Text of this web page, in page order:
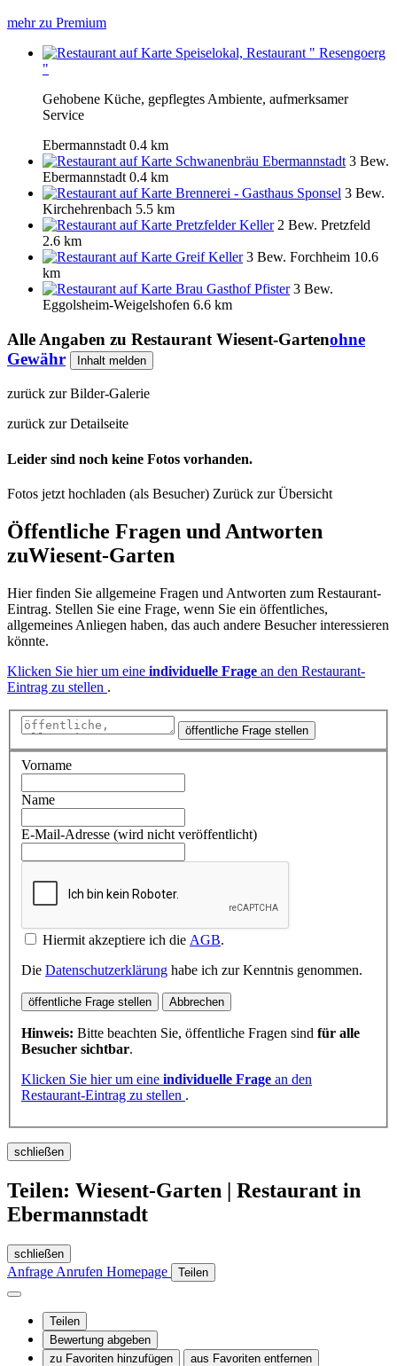
mehr zu Premium
Speiselokal, Restaurant " Resengoerg
"
Gehobene Küche, gepflegtes Ambiente, aufmerksamer
Service
Ebermannstadt 0.4 km
Schwanenbräu Ebermannstadt 3 Bew.
Ebermannstadt 0.4 km
Brennerei - Gasthaus Sponsel 3 Bew.
Kirchehrenbach 5.5 km
Pretzfelder Keller 2 Bew. Pretzfeld
2.6 km
Greif Keller 3 Bew. Forchheim 10.6
km
Brau Gasthof Pfister 3 Bew.
Eggolsheim-Weigelshofen 6.6 km
Alle Angaben zu Restaurant Wiesent-Gartenohne
Gewähr
Inhalt melden
zurück zur Bilder-Galerie
zurück zur Detailseite
Leider sind noch keine Fotos vorhanden.
Fotos jetzt hochladen (als Besucher) Zurück zur Übersicht
Öffentliche Fragen und Antworten
zuWiesent-Garten
Hier finden Sie allgemeine Fragen und Antworten zum Restaurant-
Eintrag. Stellen Sie eine Frage, wenn Sie ein öffentliches,
allgemeines Anliegen haben, das auch andere Besucher interessieren
könnte.
Klicken Sie hier um eine individuelle Frage an den Restaurant-
Eintrag zu stellen .
öffentliche Frage stellen
Vorname
Name
E-Mail-Adresse (wird nicht veröffentlicht)
Hiermit akzeptiere ich die AGB.
Die Datenschutzerklärung habe ich zur Kenntnis genommen.
öffentliche Frage stellen Abbrechen
Hinweis: Bitte beachten Sie, öffentliche Fragen sind für alle
Besucher sichtbar.
Klicken Sie hier um eine individuelle Frage an den
Restaurant-Eintrag zu stellen .
schließen
Teilen: Wiesent-Garten | Restaurant in
Ebermannstadt
schließen
Anfrage Anrufen Homepage Teilen
Teilen
Bewertung abgeben
zu Favoriten hinzufügen
aus Favoriten entfernen